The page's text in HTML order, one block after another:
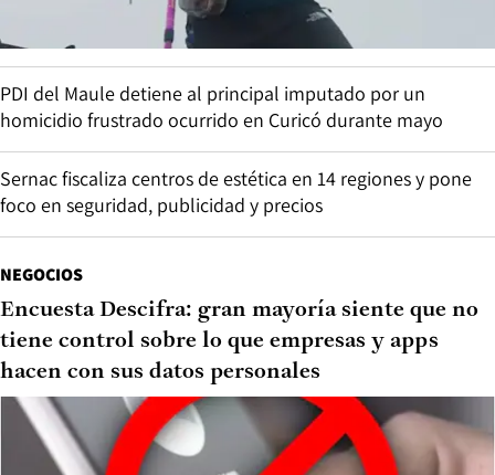
PDI del Maule detiene al principal imputado por un
homicidio frustrado ocurrido en Curicó durante mayo
Sernac fiscaliza centros de estética en 14 regiones y pone
foco en seguridad, publicidad y precios
NEGOCIOS
Encuesta Descifra: gran mayoría siente que no
tiene control sobre lo que empresas y apps
hacen con sus datos personales